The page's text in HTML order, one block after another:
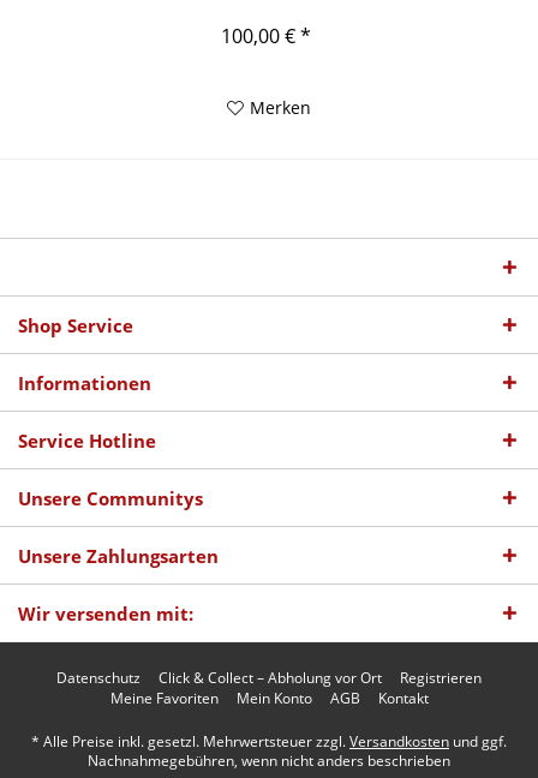
100,00 € *
Merken
Shop Service
Informationen
Service Hotline
Unsere Communitys
Unsere Zahlungsarten
Wir versenden mit:
Datenschutz Click & Collect – Abholung vor Ort
Registrieren
Meine Favoriten
Mein Konto AGB Kontakt
* Alle Preise inkl. gesetzl. Mehrwertsteuer zzgl.Versandkosten und ggf.
Nachnahmegebühren, wenn nicht anders beschrieben